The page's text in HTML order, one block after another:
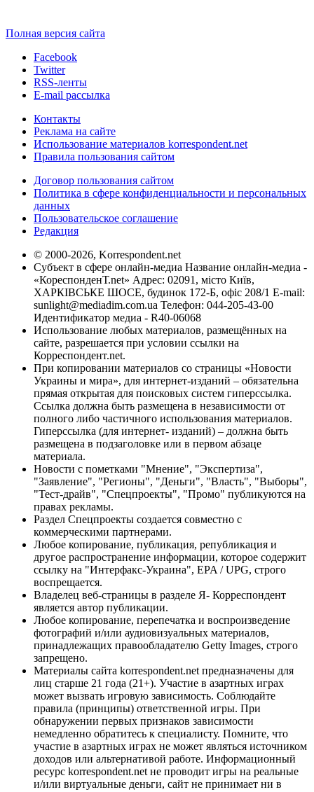
Полная версия сайта
Facebook
Twitter
RSS-ленты
E-mail рассылка
Контакты
Реклама на сайте
Использование материалов korrespondent.net
Правила пользования сайтом
Договор пользования сайтом
Политика в сфере конфиденциальности и персональных
данных
Пользовательское соглашение
Редакция
© 2000-2026, Korrespondent.net
Субъект в сфере онлайн-медиа Название онлайн-медиа -
«КореспонденТ.net» Адрес: 02091, місто Київ,
ХАРКІВСЬКЕ ШОСЕ, будинок 172-Б, офіс 208/1 E-mail:
sunlight@mediadim.com.ua Телефон: 044-205-43-00
Идентификатор медиа - R40-06068
Использование любых материалов, размещённых на
сайте, разрешается при условии ссылки на
Корреспондент.net.
При копировании материалов со страницы «Новости
Украины и мира», для интернет-изданий – обязательна
прямая открытая для поисковых систем гиперссылка.
Ссылка должна быть размещена в независимости от
полного либо частичного использования материалов.
Гиперссылка (для интернет- изданий) – должна быть
размещена в подзаголовке или в первом абзаце
материала.
Новости с пометками "Мнение", "Экспертиза",
"Заявление", "Регионы", "Деньги", "Власть", "Выборы",
"Тест-драйв", "Спецпроекты", "Промо" публикуются на
правах рекламы.
Раздел Спецпроекты создается совместно с
коммерческими партнерами.
Любое копирование, публикация, републикация и
другое распространение информации, которое содержит
ссылку на "Интерфакс-Украина", EPA / UPG, строго
воспрещается.
Владелец веб-страницы в разделе Я- Корреспондент
является автор публикации.
Любое копирование, перепечатка и воспроизведение
фотографий и/или аудиовизуальных материалов,
принадлежащих правообладателю Getty Images, строго
запрещено.
Материалы сайта korrespondent.net предназначены для
лиц старше 21 года (21+). Участие в азартных играх
может вызвать игровую зависимость. Соблюдайте
правила (принципы) ответственной игры. При
обнаружении первых признаков зависимости
немедленно обратитесь к специалисту. Помните, что
участие в азартных играх не может являться источником
доходов или альтернативой работе. Информационный
ресурс korrespondent.net не проводит игры на реальные
и/или виртуальные деньги, сайт не принимает ни в